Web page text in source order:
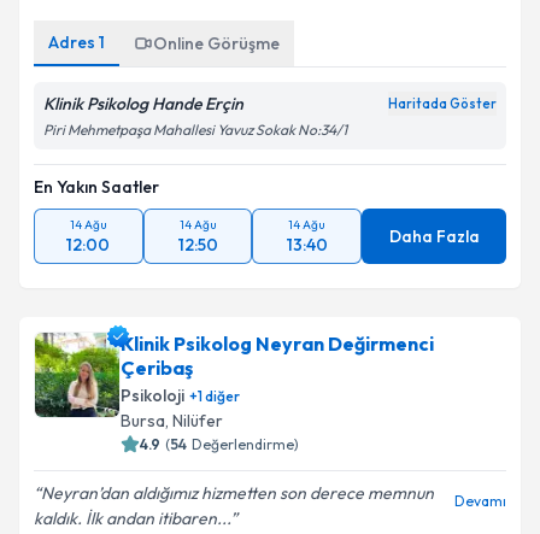
Adres 1 Online Görüşme
Klinik Psikolog Hande Erçin Haritada Göster
Piri Mehmetpaşa Mahallesi Yavuz Sokak No:34/1
En Yakın Saatler
14 Ağu
12:00
14 Ağu
12:50
14 Ağu
13:40 Daha Fazla
Klinik Psikolog Neyran Değirmenci
Çeribaş
Psikoloji +1diğer
Bursa, Nilüfer
4.9 (54 Değerlendirme)
Neyran’dan aldığımız hizmetten son derece memnun
kaldık. İlk andan itibaren...
Devamı